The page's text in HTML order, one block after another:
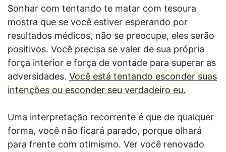
Sonhar com tentando te matar com tesoura
mostra que se você estiver esperando por
resultados médicos, não se preocupe, eles serão
positivos. Você precisa se valer de sua própria
força interior e força de vontade para superar as
adversidades. Você está tentando esconder suas
intenções ou esconder seu verdadeiro eu.
Uma interpretação recorrente é que de qualquer
forma, você não ficará parado, porque olhará
para frente com otimismo. Ver você renovado